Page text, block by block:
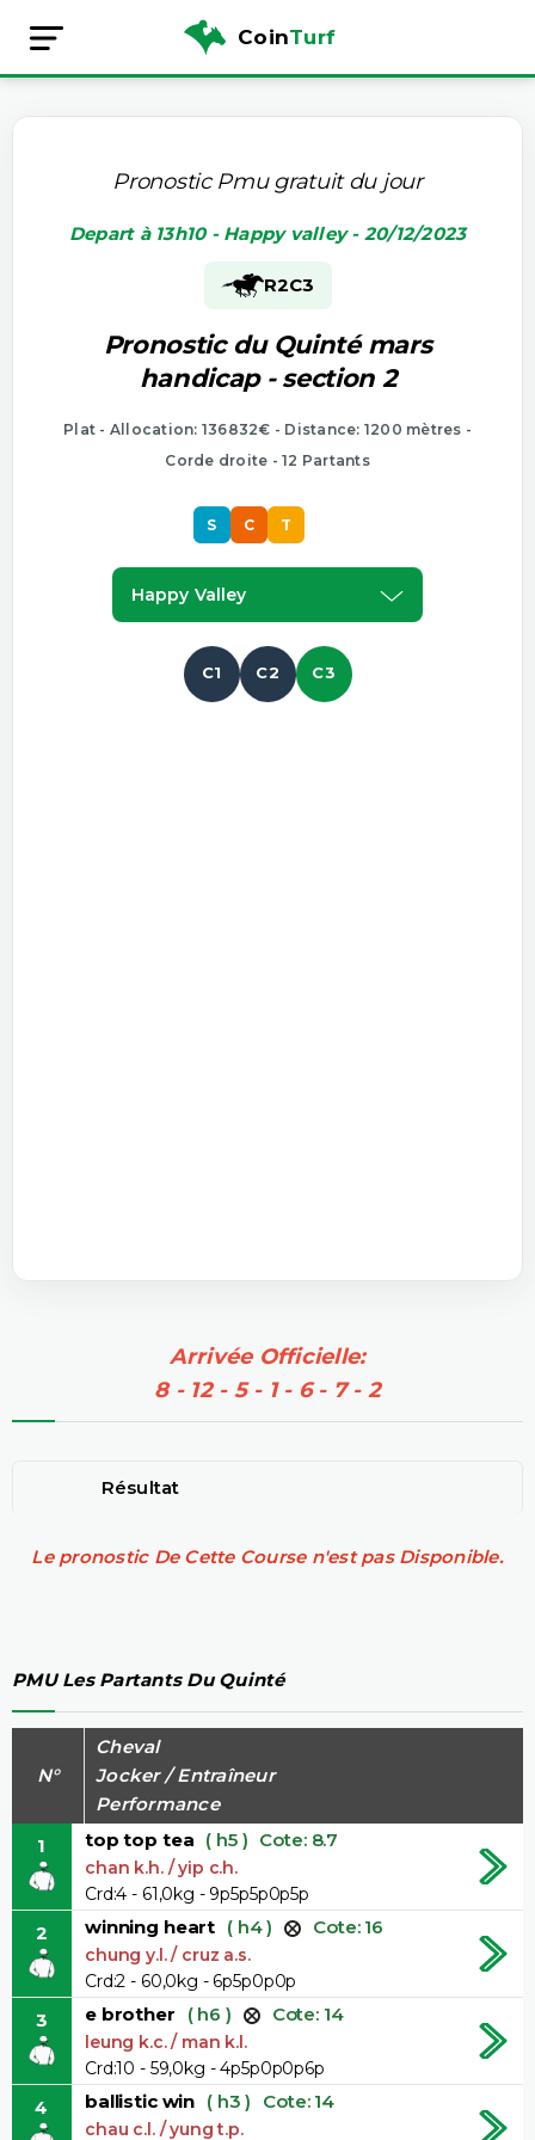
CoinTurf
Pronostic Pmu gratuit du jour
Depart à 13h10 - Happy valley - 20/12/2023
R2C3
Pronostic du Quinté mars
handicap - section 2
Plat - Allocation: 136832€ - Distance: 1200 mètres -
Corde droite - 12 Partants
S C T
Happy Valley
C1 C2 C3
Arrivée Officielle:
8 - 12 - 5 - 1 - 6 - 7 - 2
Résultat
Le pronostic De Cette Course n'est pas Disponible.
PMU Les Partants Du Quinté
N°
Cheval
Jocker / Entraîneur
Performance
1
top top tea ( h5 ) Cote: 8.7
chan k.h. / yip c.h.
Crd:4 - 61,0kg - 9p5p5p0p5p
2 winning heart ( h4 ) Cote: 16
chung y.l. / cruz a.s.
Crd:2 - 60,0kg - 6p5p0p0p
3 e brother ( h6 ) Cote: 14
leung k.c. / man k.l.
Crd:10 - 59,0kg - 4p5p0p0p6p
4 ballistic win ( h3 ) Cote: 14
chau c.l. / yung t.p.